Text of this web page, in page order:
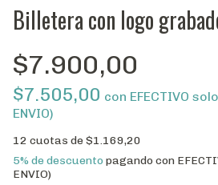
Billetera con logo
$7.900,00
$7.505,00 con EFECTIVO
ENVIO)
12 cuotas de$1.169,20
5% de descuento pagando con
ENVIO)